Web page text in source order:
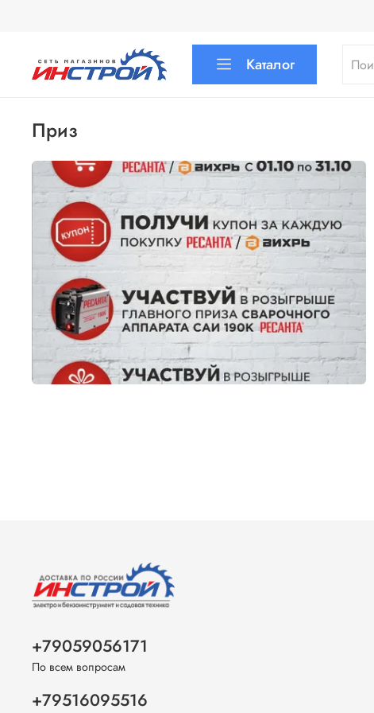
Каталог
приз
+79059056171
По всем вопросам
+79516095516